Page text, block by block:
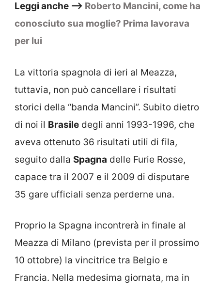
Leggi anche –> Roberto Mancini, come ha
conosciuto sua moglie? Prima lavorava
per lui
La vittoria spagnola di ieri al Meazza,
tuttavia, non può cancellare i risultati
storici della “banda Mancini”. Subito dietro
di noi il Brasile degli anni 1993-1996, che
aveva ottenuto 36 risultati utili di fila,
seguito dalla Spagna delle Furie Rosse,
capace tra il 2007 e il 2009 di disputare
35 gare ufficiali senza perderne una.
Proprio la Spagna incontrerà in finale al
Meazza di Milano (prevista per il prossimo
10 ottobre) la vincitrice tra Belgio e
Francia. Nella medesima giornata, ma in